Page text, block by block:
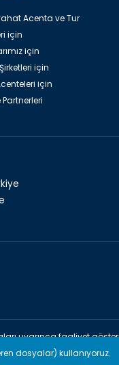
Acenta ve Tur
için
için
için
için
uyarınca faaliyet
uyarınca faaliyet
dosyalar) kullanıyoruz.